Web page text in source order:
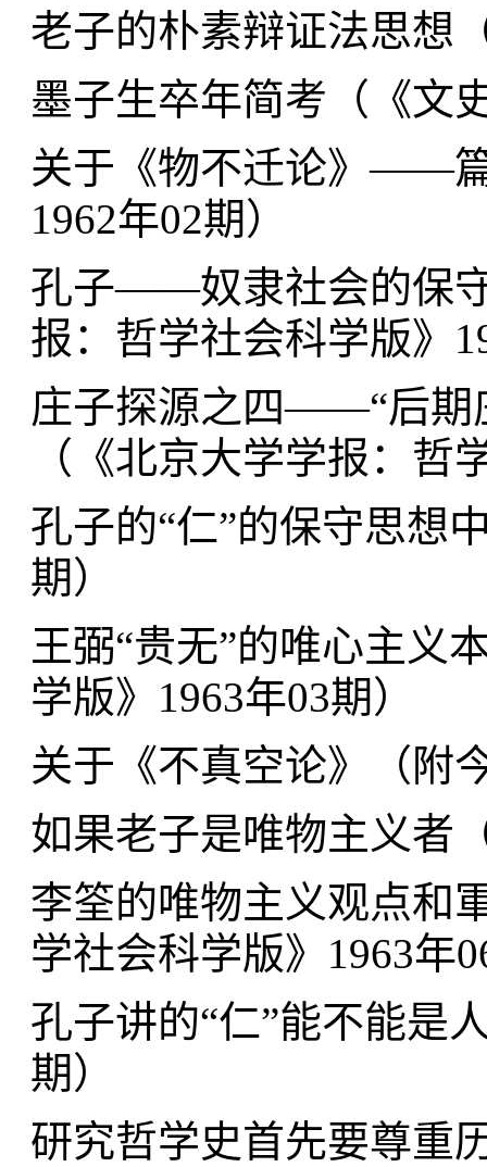
老子的朴素辩证法思想
墨子生卒年简考（ 《文
关于《物不迁论》——
1962年02期 ）
孔子——奴隶社会的保
报：哲学社会科学版》
庄子探源之四——“后期
（ 《北京大学学报：哲
孔子的“仁”的保守思想
期 ）
王弼“贵无”的唯心主义
学版》1963年03期 ）
关于《不真空论》（附
如果老子是唯物主义者
李筌的唯物主义观点和
学社会科学版》1963年
孔子讲的“仁”能不能是
期 ）
研究哲学史首先要尊重